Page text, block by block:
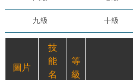
九級 十級
圖片
技
能
名
等
級